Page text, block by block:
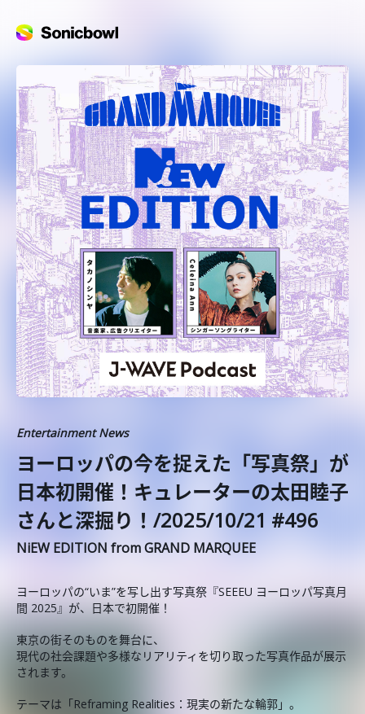
Entertainment News
️ヨーロッパの今を捉えた「写真祭」が
日本初開催！キュレーターの太田睦子
さんと深掘り！/2025/10/21 #496
NiEW EDITION from GRAND MARQUEE
ヨーロッパの“いま”を写し出す写真祭『SEEEU ヨーロッパ写真月
間 2025』が、日本で初開催！
東京の街そのものを舞台に、
現代の社会課題や多様なリアリティを切り取った写真作品が展示
されます。
テーマは「Reframing Realities：現実の新たな輪郭」。